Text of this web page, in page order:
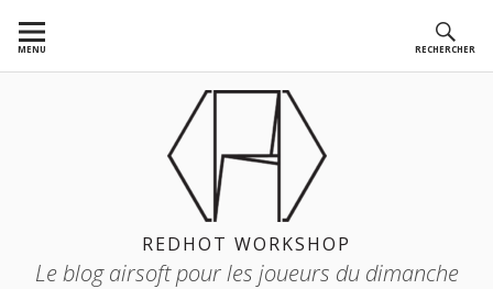
auMENU RECHERCHER
REDHOT WORKSHOP
Le blog airsoft pour les joueurs du dimanche